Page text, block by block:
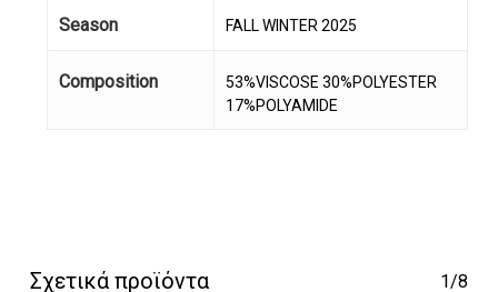
Season FALL WINTER 2025
Composition
53%VISCOSE 30%POLYESTER
17%POLYAMIDE
Σχετικά προϊόντα 1/8